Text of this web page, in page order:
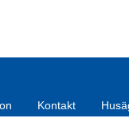
Kontakt